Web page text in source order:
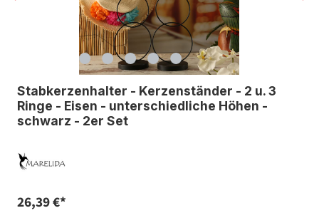
Stabkerzenhalter - Kerzenständer - 2 u. 3
Ringe - Eisen - unterschiedliche Höhen -
schwarz - 2er Set
26,39 €*